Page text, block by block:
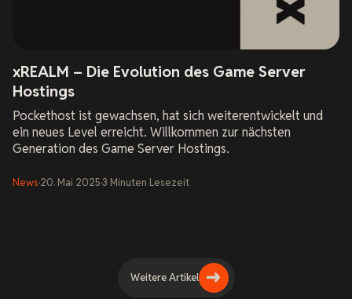
xREALM – Die Evolution des Game Server
Hostings
Pockethost ist gewachsen, hat sich weiterentwickelt und
ein neues Level erreicht. Willkommen zur nächsten
Generation des Game Server Hostings.
News·20. Mai 2025·3 Minuten Lesezeit
Weitere Artikel